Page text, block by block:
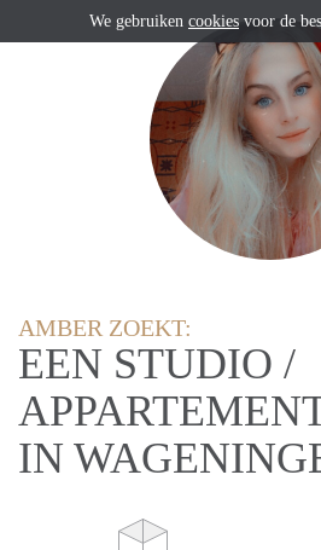
AMBER ZOEKT:
EEN STUDIO /
IN
We gebruiken cookies voor de